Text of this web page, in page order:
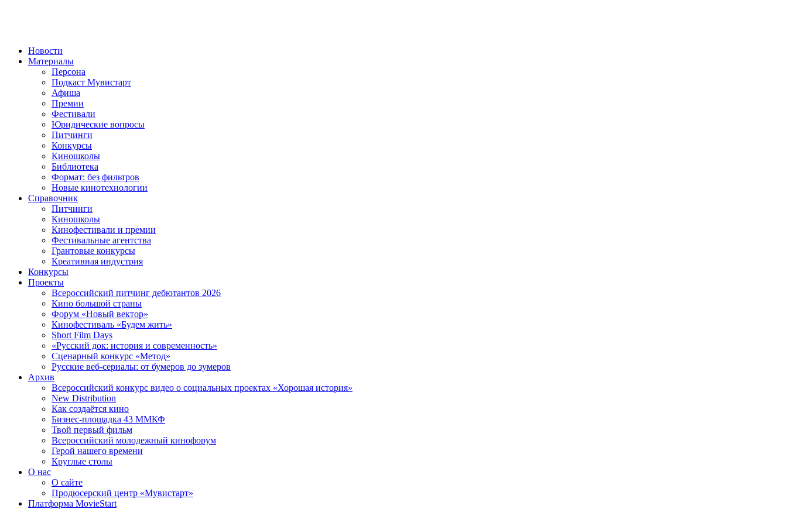
Новости
Материалы
Персона
Подкаст Мувистарт
Афиша
Премии
Фестивали
Юридические вопросы
Питчинги
Конкурсы
Киношколы
Библиотека
Формат: без фильтров
Новые кинотехнологии
Справочник
Питчинги
Киношколы
Кинофестивали и премии
Фестивальные агентства
Грантовые конкурсы
Креативная индустрия
Конкурсы
Проекты
Всероссийский питчинг дебютантов 2026
Кино большой страны
Форум «Новый вектор»
Кинофестиваль «Будем жить»
Short Film Days
«Русский док: история и современность»
Сценарный конкурс «Метод»
Русские веб-сериалы: от бумеров до зумеров
Архив
Всероссийский конкурс видео о социальных проектах «Хорошая история»
New Distribution
Как создаётся кино
Бизнес-площадка 43 ММКФ
Твой первый фильм
Всероссийский молодежный кинофорум
Герой нашего времени
Круглые столы
О нас
О сайте
Продюсерский центр «Мувистарт»
Платформа MovieStart